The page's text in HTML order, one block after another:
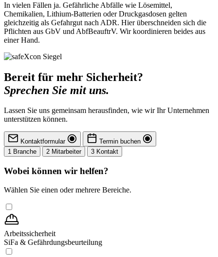
In vielen Fällen ja. Gefährliche Abfälle wie Lösemittel,
Chemikalien, Lithium-Batterien oder Druckgasdosen gelten
gleichzeitig als Gefahrgut nach ADR. Hier überschneiden sich die
Pflichten aus GbV und AbfBeauftrV. Wir koordinieren beides aus
einer Hand.
Bereit für mehr Sicherheit?
Sprechen Sie mit uns.
Lassen Sie uns gemeinsam herausfinden, wie wir Ihr Unternehmen
unterstützen können.
Kontaktformular
Termin buchen
1 Branche 2 Mitarbeiter 3 Kontakt
Wobei können wir helfen?
Wählen Sie einen oder mehrere Bereiche.
Arbeitssicherheit
SiFa & Gefährdungsbeurteilung